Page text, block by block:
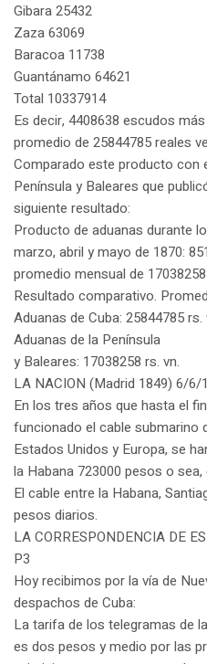
Gibara 25432
Zaza 63069
Baracoa 11738
Guantánamo 64621
Total 10337914
Es decir, 4408638 escudos
promedio de 25844785 reales
Comparado este producto con
Península y Baleares que
siguiente resultado:
Producto de aduanas durante
marzo, abril y mayo de 1870:
promedio mensual de
Resultado comparativo.
Aduanas de Cuba: 25844785 rs.
Aduanas de la Península
y Baleares: 17038258 rs. vn.
LA NACION (Madrid 1849) 6/6/
En los tres años que hasta el
funcionado el cable submarino
Estados Unidos y Europa, se
la Habana 723000 pesos o
El cable entre la Habana,
pesos diarios.
LA CORRESPONDENCIA DE
P3
Hoy recibimos por la vía de
despachos de Cuba:
La tarifa de los telegramas de
es dos pesos y medio por las